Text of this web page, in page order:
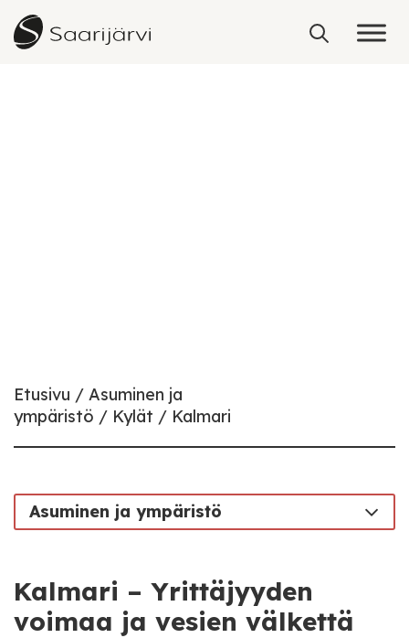
Skip to content
Etusivu
Asuminen ja
ympäristö
Kylät Kalmari
Asuminen ja ympäristö
Kalmari – Yrittäjyyden
voimaa ja vesien välkettä